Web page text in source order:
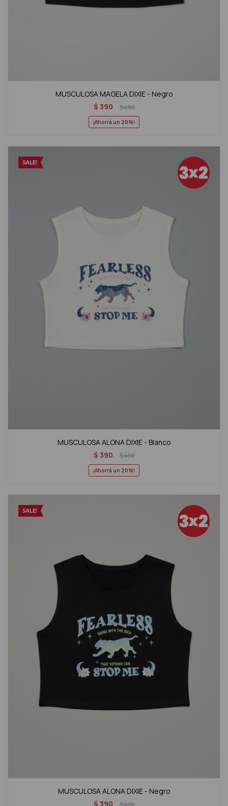
MUSCULOSA MAGELA DIXIE - Negro
$ 390 $490
20
MUSCULOSA ALONA DIXIE - Blanco
$ 390 $490
20
MUSCULOSA ALONA DIXIE - Negro
$ 390 $490